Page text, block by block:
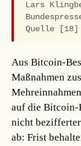
Lars
Quelle [18]
Aus Bitcoin-
Maßnahmen
auf die Bitcoin-
nicht
ab: Frist